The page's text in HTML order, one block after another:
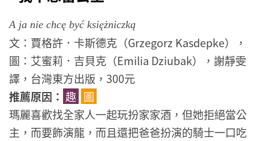
A ja nie chcę być księżniczką
文：賈格許．卡斯德克（Grzegorz Kasdepke），
圖：艾蜜莉．吉貝克（Emilia Dziubak），謝靜雯
譯，台灣東方出版，300元
推薦原因： 趣 圖
瑪麗喜歡找全家人一起玩扮家家酒，但她拒絕當公
主，而要飾演龍，而且還把爸爸扮演的騎士一口吃